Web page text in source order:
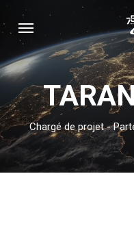
Skip
to
main
content
Menu
Chargé de projet -